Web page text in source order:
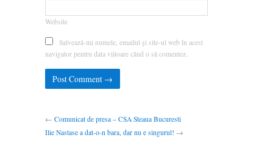
Website
Salvează-mi numele, emailul și site-ul web în acest
navigator pentru data viitoare când o să comentez.
← Comunicat de presa – CSA Steaua Bucuresti
Ilie Nastase a dat-o-n bara, dar nu e singurul! →